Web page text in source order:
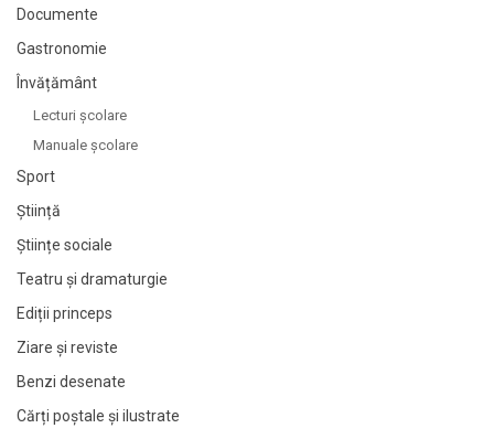
Documente
Gastronomie
Învățământ
Lecturi şcolare
Manuale şcolare
Sport
Știință
Științe sociale
Teatru și dramaturgie
Ediții princeps
Ziare şi reviste
Benzi desenate
Cărți poștale și ilustrate